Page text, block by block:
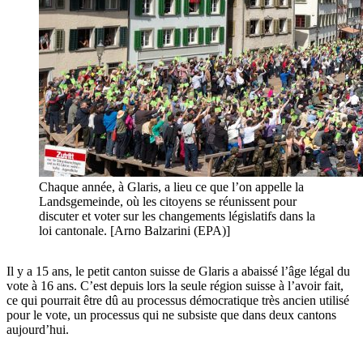
Chaque année, à Glaris, a lieu ce que l’on appelle la
Landsgemeinde, où les citoyens se réunissent pour
discuter et voter sur les changements législatifs dans la
loi cantonale. [Arno Balzarini (EPA)]
Il y a 15 ans, le petit canton suisse de Glaris a abaissé l’âge légal du
vote à 16 ans. C’est depuis lors la seule région suisse à l’avoir fait,
ce qui pourrait être dû au processus démocratique très ancien utilisé
pour le vote, un processus qui ne subsiste que dans deux cantons
aujourd’hui.